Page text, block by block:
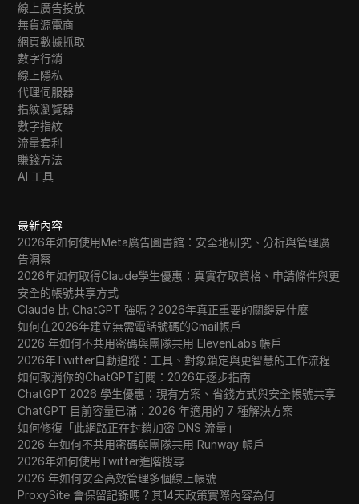
線上廣告投放
無貨源電商
網頁數據抓取
數字行銷
線上隱私
代理伺服器
指紋瀏覽器
數字指紋
流量套利
賺錢方法
AI 工具
最新內容
2026年如何使用Meta廣告圖書館：安全地研究、分析與管理廣
告洞察
2026年如何取得Claude學生優惠：真實存取資格、申請條件與更
安全的帳號共享方式
Claude 比 ChatGPT 強嗎？2026年真正重要的關鍵是什麼
如何在2026年建立無需電話號碼的Gmail帳戶
2026 年如何不共用密碼與團隊共用 ElevenLabs 帳戶
2026年Twitter自動追蹤：工具、對象鎖定與更智慧的工作流程
如何取消你的ChatGPT訂閱：2026年逐步指南
ChatGPT 2026 學生優惠：現有方案、省錢方式與安全帳號共享
ChatGPT 目前容量已滿：2026 年適用的 7 種解決方案
如何修復「此網路正在封鎖加密 DNS 流量」
2026 年如何不共用密碼與團隊共用 Runway 帳戶
2026年如何使用Twitter進階搜尋
2026 年如何安全高效管理多個線上帳號
ProxySite 會保留記錄嗎？其14天政策實際內容為何